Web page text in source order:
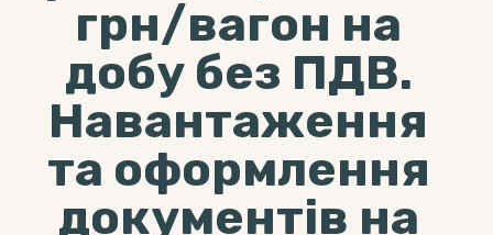
грн/вагон на
добу без ПДВ.
Навантаження
та оформлення
документів на